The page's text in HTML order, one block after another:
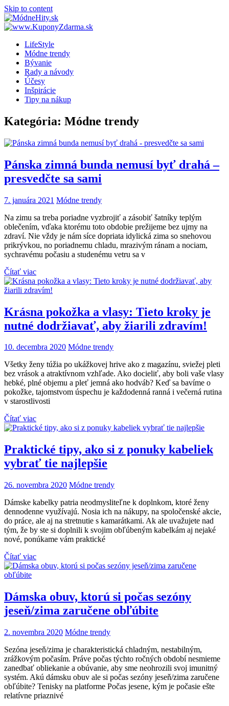
Skip to content
LifeStyle
Módne trendy
Bývanie
Rady a návody
Účesy
Inšpirácie
Tipy na nákup
Kategória: Módne trendy
Pánska zimná bunda nemusí byť drahá –
presvedčte sa sami
7. januára 2021 Módne trendy
Na zimu sa treba poriadne vyzbrojiť a zásobiť šatníky teplým
oblečením, vďaka ktorému toto obdobie prežijeme bez ujmy na
zdraví. Nie vždy je nám síce dopriata idylická zima so snehovou
prikrývkou, no poriadnemu chladu, mrazivým ránam a nociam,
sychravému počasiu a studenému vetru sa v
Čítať viac
Krásna pokožka a vlasy: Tieto kroky je
nutné dodržiavať, aby žiarili zdravím!
10. decembra 2020 Módne trendy
Všetky ženy túžia po ukážkovej hrive ako z magazínu, sviežej pleti
bez vrások a atraktívnom vzhľade. Ako docieliť, aby boli vaše vlasy
hebké, plné objemu a pleť jemná ako hodváb? Keď sa bavíme o
pokožke, tajomstvom úspechu je každodenná ranná i večerná rutina
v starostlivosti
Čítať viac
Praktické tipy, ako si z ponuky kabeliek
vybrať tie najlepšie
26. novembra 2020 Módne trendy
Dámske kabelky patria neodmysliteľne k doplnkom, ktoré ženy
dennodenne využívajú. Nosia ich na nákupy, na spoločenské akcie,
do práce, ale aj na stretnutie s kamarátkami. Ak ale uvažujete nad
tým, že by ste si doplnili k svojim obľúbeným kabelkám aj nejaké
nové, ponúkame vám praktické
Čítať viac
Dámska obuv, ktorú si počas sezóny
jeseň/zima zaručene obľúbite
2. novembra 2020 Módne trendy
Sezóna jeseň/zima je charakteristická chladným, nestabilným,
zrážkovým počasím. Práve počas týchto ročných období nesmieme
zanedbať obliekanie a obúvanie, aby sme neohrozili svoj imunitný
systém. Akú dámsku obuv ale si počas sezóny jeseň/zima zaručene
obľúbite? Tenisky na platforme Počas jesene, kým je počasie ešte
relatívne priaznivé